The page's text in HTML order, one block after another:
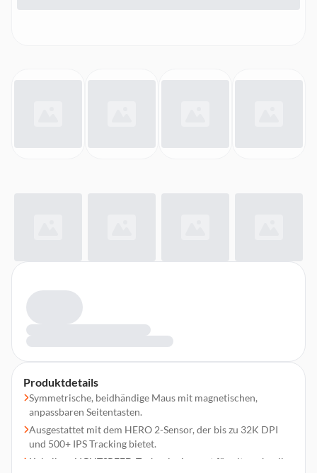
Produktdetails
Symmetrische, beidhändige Maus mit magnetischen,
anpassbaren Seitentasten.
Ausgestattet mit dem HERO 2-Sensor, der bis zu 32K DPI
und 500+ IPS Tracking bietet.
Kabellose LIGHTSPEED-Technologie sorgt für ultraschnelle,